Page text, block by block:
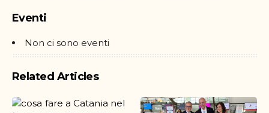
Eventi
Non ci sono eventi
Related Articles